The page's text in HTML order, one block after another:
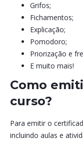
Grifos;
Fichamentos;
Explicação;
Pomodoro;
Priorização e
E muito mais!
Como
curso?
Para emitir o
incluindo aulas e